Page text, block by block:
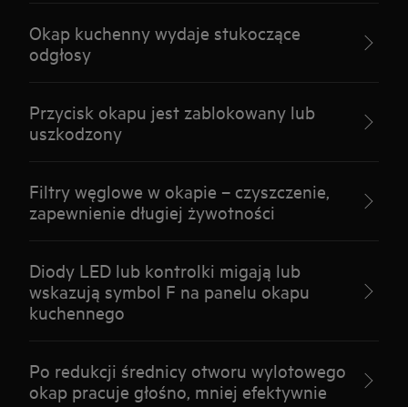
Okap kuchenny wydaje stukoczące
odgłosy
Przycisk okapu jest zablokowany lub
uszkodzony
Filtry węglowe w okapie – czyszczenie,
zapewnienie długiej żywotności
Diody LED lub kontrolki migają lub
wskazują symbol F na panelu okapu
kuchennego
Po redukcji średnicy otworu wylotowego
okap pracuje głośno, mniej efektywnie